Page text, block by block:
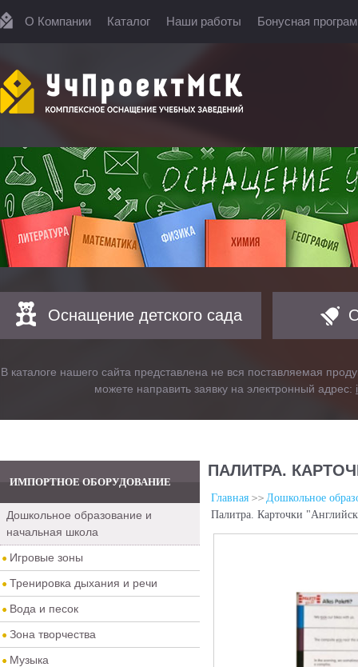
О Компании Каталог Наши работы Бонусная
Оснащение детского сада
В каталоге нашего сайта представлена не вся поставляемая
можете направить заявку на электронный адрес:
ИМПОРТНОЕ ОБОРУДОВАНИЕ
Дошкольное образование и
начальная школа
Игровые зоны
Тренировка дыхания и речи
Вода и песок
Зона творчества
Музыка
ПАЛИТРА.
Главная
Дошкольное
Палитра. Карточки